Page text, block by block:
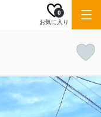
お気に入り
0